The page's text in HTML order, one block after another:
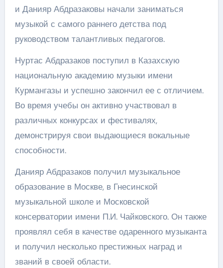
и Данияр Абдразаковы начали заниматься
музыкой с самого раннего детства под
руководством талантливых педагогов.
Нуртас Абдразаков поступил в Казахскую
национальную академию музыки имени
Курмангазы и успешно закончил ее с отличием.
Во время учебы он активно участвовал в
различных конкурсах и фестивалях,
демонстрируя свои выдающиеся вокальные
способности.
Данияр Абдразаков получил музыкальное
образование в Москве, в Гнесинской
музыкальной школе и Московской
консерватории имени П.И. Чайковского. Он также
проявлял себя в качестве одаренного музыканта
и получил несколько престижных наград и
званий в своей области.